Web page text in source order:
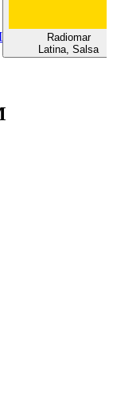
Radiomar
Latina, Salsa